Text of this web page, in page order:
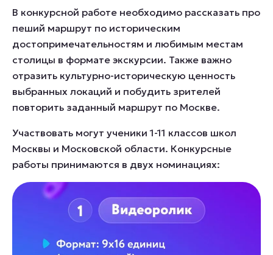
В конкурсной работе необходимо рассказать про
пеший маршрут по историческим
достопримечательностям и любимым местам
столицы в формате экскурсии. Также важно
отразить культурно-историческую ценность
выбранных локаций и побудить зрителей
повторить заданный маршрут по Москве.
Участвовать могут ученики 1-11 классов школ
Москвы и Московской области. Конкурсные
работы принимаются в двух номинациях: